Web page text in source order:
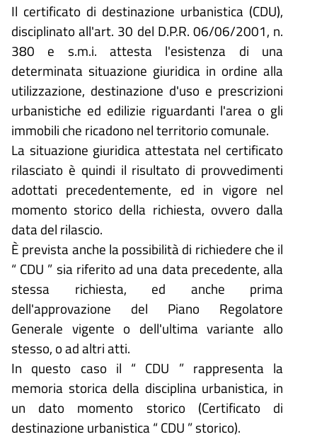
Il certificato di destinazione urbanistica (CDU),
disciplinato all'art. 30 del D.P.R. 06/06/2001, n.
380 e s.m.i. attesta l'esistenza di una
determinata situazione giuridica in ordine alla
utilizzazione, destinazione d'uso e prescrizioni
urbanistiche ed edilizie riguardanti l'area o gli
immobili che ricadono nel territorio comunale.
La situazione giuridica attestata nel certificato
rilasciato è quindi il risultato di provvedimenti
adottati precedentemente, ed in vigore nel
momento storico della richiesta, ovvero dalla
data del rilascio.
È prevista anche la possibilità di richiedere che il
“ CDU ” sia riferito ad una data precedente, alla
stessa richiesta, ed anche prima
dell'approvazione del Piano Regolatore
Generale vigente o dell'ultima variante allo
stesso, o ad altri atti.
In questo caso il “ CDU ” rappresenta la
memoria storica della disciplina urbanistica, in
un dato momento storico (Certificato di
destinazione urbanistica “ CDU ” storico).